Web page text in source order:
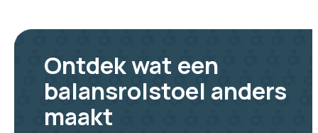
Ontdek wat een
balansrolstoel anders
maakt